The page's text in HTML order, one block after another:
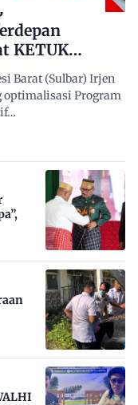
KETUK
Barat (Sulbar) Irjen
optimalisasi Program